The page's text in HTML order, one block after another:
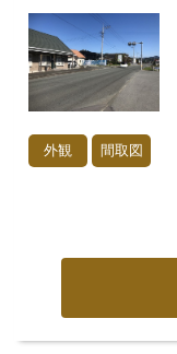
外観 間取図